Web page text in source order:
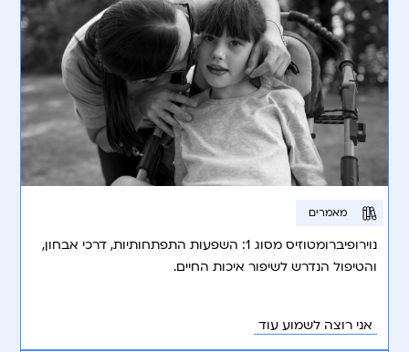
מאמרים
נוירופיברומטוזיס מסוג 1: השפעות התפתחותיות, דרכי אבחון,
והטיפול הנדרש לשיפור איכות החיים.
אני רוצה לשמוע עוד